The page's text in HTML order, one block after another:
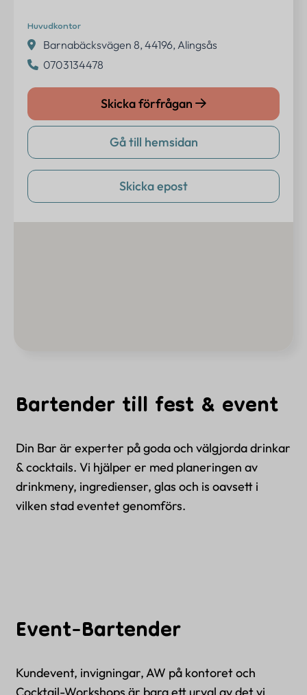
Huvudkontor
Barnabäcksvägen 8, 44196, Alingsås
0703134478
Skicka förfrågan
Gå till hemsidan
Skicka epost
Bartender till fest & event
Din Bar är experter på goda och välgjorda drinkar
& cocktails. Vi hjälper er med planeringen av
drinkmeny, ingredienser, glas och is oavsett i
vilken stad eventet genomförs.
Event-Bartender
Kundevent, invigningar, AW på kontoret och
Cocktail-Workshops är bara ett urval av det vi